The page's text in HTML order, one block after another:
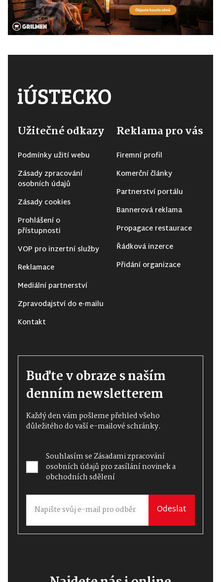
Užitečné odkazy
Podmínky užití webu
Zásady zpracování
osobních údajů
Zásady cookies
Prohlášení o
přístupnosti
VOP pro inzertní služby
Reklamace
Mediální partnerství
Zpravodajství do e-mailu
Kontakt
Reklama pro vás
Firemní profil
Komerční články
Partnerství portálu
Bannerová reklama
Propagace restaurace
Řádková inzerce
Přidání organizace
Buďte v obraze s naším
denním newsletterem
Každý den vám pošleme přehled všeho
důležitého do vaší e-mailové schránky.
Souhlasím seZásadami zpracování
osobních údajůpro zasílání novinek a
obchodních sdělení
Odeslat